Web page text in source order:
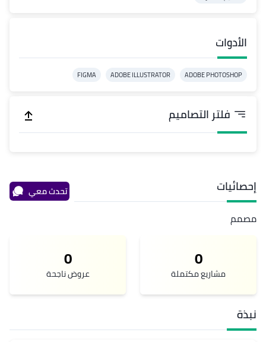
الأدوات
ADOBE PHOTOSHOP
ADOBE ILLUSTRATOR
FIGMA
فلتر التصاميم
إحصائيات تحدث معي
مصمم
0
مشاريع مكتملة
0
عروض ناجحة
نبذة